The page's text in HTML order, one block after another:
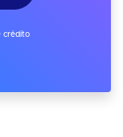
crédito